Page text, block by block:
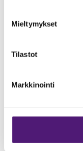
Mieltymykset
Tilastot
Markkinointi
Liinavaatesetti
---
13.5 %